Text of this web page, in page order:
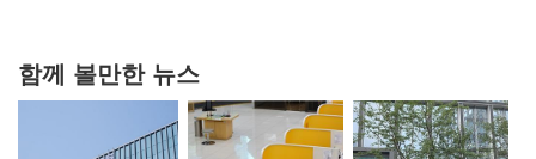
함께 볼만한 뉴스